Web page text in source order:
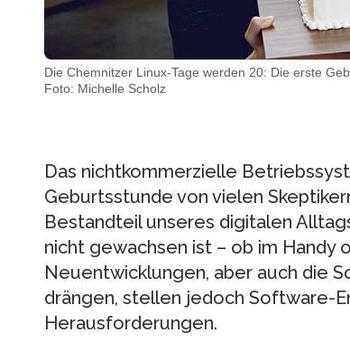
Die Chemnitzer Linux-Tage werden 20: Die erste
Foto: Michelle Scholz
Das nichtkommerzielle
Geburtsstunde von vielen
Bestandteil unseres digitalen
nicht gewachsen ist – ob im Handy
Neuentwicklungen, aber auch die
drängen, stellen jedoch Software-
Herausforderungen.